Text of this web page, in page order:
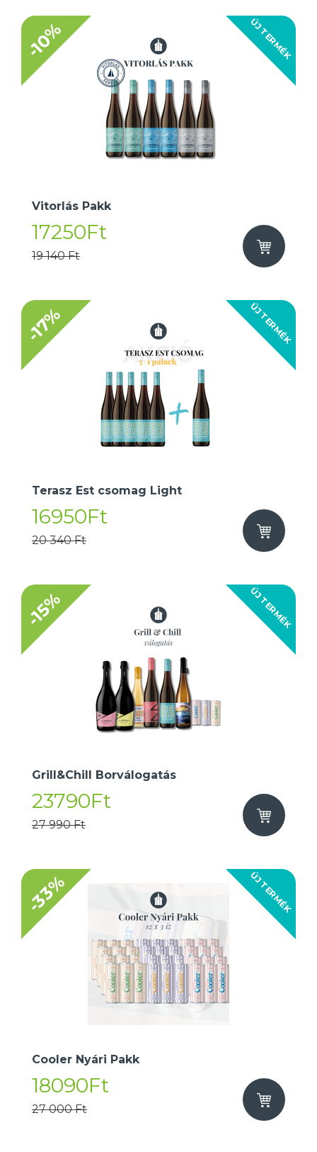
ÚJ TERMÉK
-10%
Vitorlás Pakk
17250Ft
19 140 Ft
ÚJ TERMÉK
-17%
Terasz Est csomag Light
16950Ft
20 340 Ft
ÚJ TERMÉK
-15%
Grill&Chill Borválogatás
23790Ft
27 990 Ft
ÚJ TERMÉK
-33%
Cooler Nyári Pakk
18090Ft
27 000 Ft